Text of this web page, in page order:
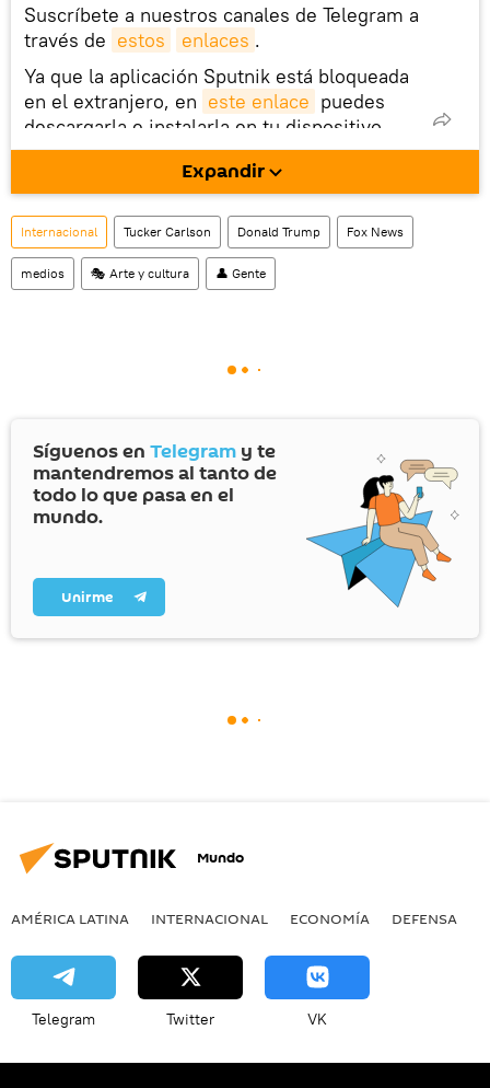
Suscríbete a nuestros canales de Telegram a
través de estos enlaces .
Ya que la aplicación Sputnik está bloqueada
en el extranjero, en este enlace puedes
descargarla e instalarla en tu dispositivo
móvil (¡solo para Android!).
También tenemos una cuenta en la red
social rusa VK .
Expandir
Internacional Tucker Carlson Donald Trump Fox News
medios 🎭 Arte y cultura 👤 Gente
Síguenos en Telegram y te
mantendremos al tanto de
todo lo que pasa en el
mundo.
Unirme
Mundo
AMÉRICA LATINA INTERNACIONAL ECONOMÍA DEFENSA
Telegram Twitter VK